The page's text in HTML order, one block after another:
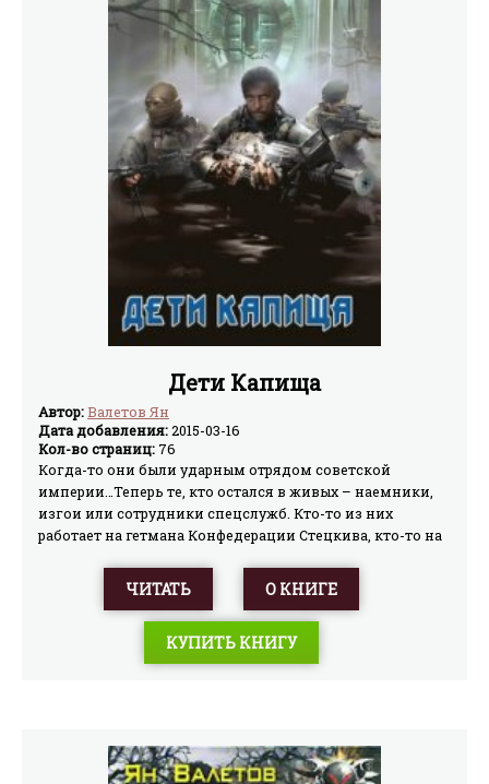
Дети Капища
Автор:Валетов Ян
Дата добавления:2015-03-16
Кол-во страниц: 76
Когда-то они были ударным отрядом советской
империи…Теперь те, кто остался в живых – наемники,
изгои или сотрудники спецслужб. Кто-то из них
работает на гетмана Конфедерации Стецкива, кто-то на
Крутова, а кто-то и сам на себя.Мирная жизнь для них –
несбыточная мечта. Официально их не существует, но
мировая шахматная доска по-прежнему содрогается от
оперативных игр, которые они ведут…
ЧИТАТЬ О КНИГЕ
КУПИТЬ КНИГУ